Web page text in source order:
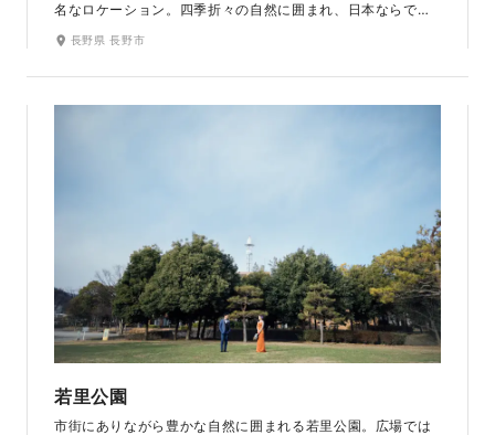
名なロケーション。四季折々の自然に囲まれ、日本ならでは
の和の雰囲気を存分に感じられる善光寺境内での撮影は、和
旅館などが立ち並ぶ仲見世通りで、 ゆっくり散策しながらの
撮影も楽しめます。
長野県 長野市
若里公園
市街にありながら豊かな自然に囲まれる若里公園。広場では